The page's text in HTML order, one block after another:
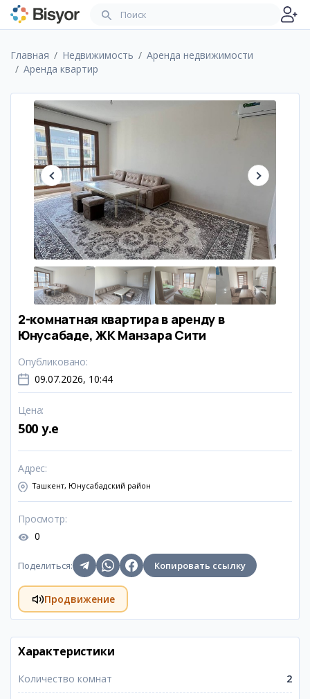
Главная Недвижимость
Аренда недвижимости
Аренда квартир
2-комнатная квартира в аренду в
Юнусабаде, ЖК Манзара Сити
Опубликовано:
09.07.2026, 10:44
Цена:
500 y.e
Адрес:
Ташкент, Юнусабадский район
Просмотр:
0
Поделиться: Копировать ссылку
Продвижение
Характеристики
Количество комнат 2